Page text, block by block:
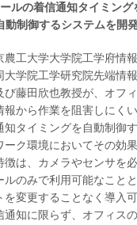
ールの着信通知タイミング
動制御するシステムを開
工大学大学院工学府情報
大学院工学研究院先端情
び藤田欣也教授が、オフ
報から作業を阻害しにく
知タイミングを自動制御
ーク環境においてその効
は、カメラやセンサを
ルのみで利用可能なこと
を変更することなく導入
通知に限らず、オフィス